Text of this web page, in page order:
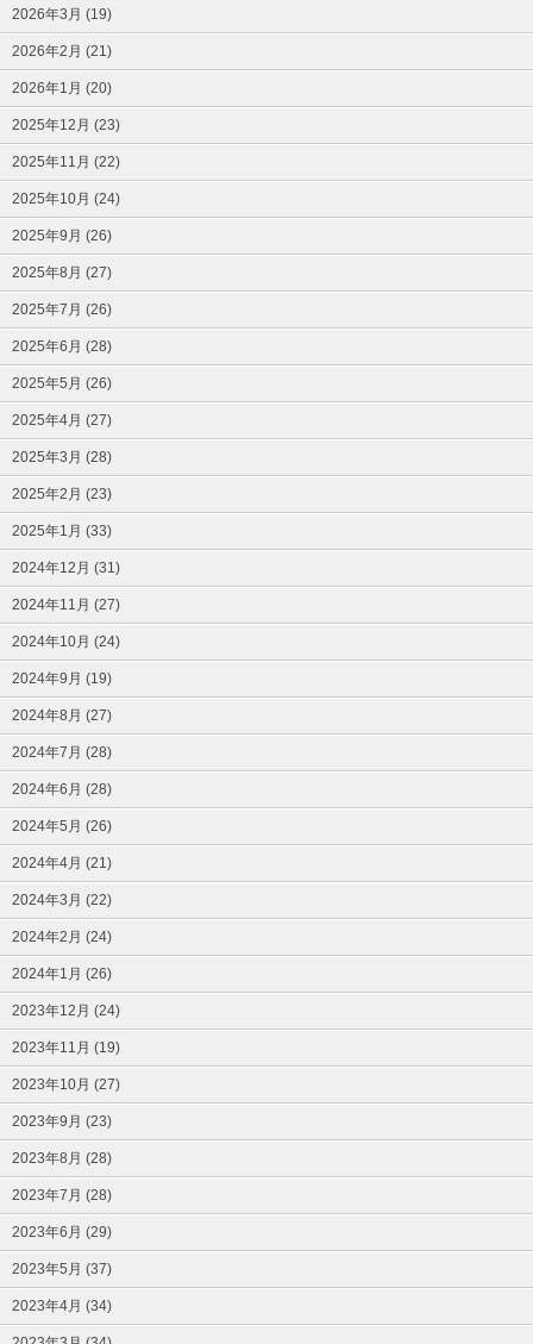
2026年3月 (19)
2026年2月 (21)
2026年1月 (20)
2025年12月 (23)
2025年11月 (22)
2025年10月 (24)
2025年9月 (26)
2025年8月 (27)
2025年7月 (26)
2025年6月 (28)
2025年5月 (26)
2025年4月 (27)
2025年3月 (28)
2025年2月 (23)
2025年1月 (33)
2024年12月 (31)
2024年11月 (27)
2024年10月 (24)
2024年9月 (19)
2024年8月 (27)
2024年7月 (28)
2024年6月 (28)
2024年5月 (26)
2024年4月 (21)
2024年3月 (22)
2024年2月 (24)
2024年1月 (26)
2023年12月 (24)
2023年11月 (19)
2023年10月 (27)
2023年9月 (23)
2023年8月 (28)
2023年7月 (28)
2023年6月 (29)
2023年5月 (37)
2023年4月 (34)